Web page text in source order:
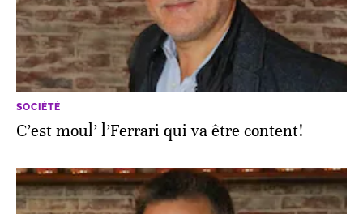
SOCIÉTÉ
C’est moul’ l’Ferrari qui va être content!